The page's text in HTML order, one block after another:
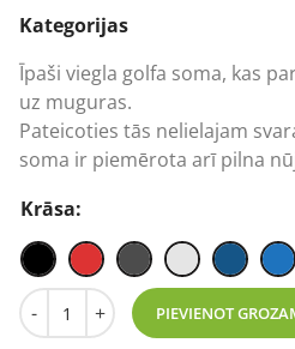
258,94 €.
Kategorijas
Īpaši viegla golfa soma, kas
uz muguras.
Pateicoties tās nelielajam
soma ir piemērota arī pilna
Krāsa:
-
Cobra Ultralight Standbag
+ PIEVIENOT